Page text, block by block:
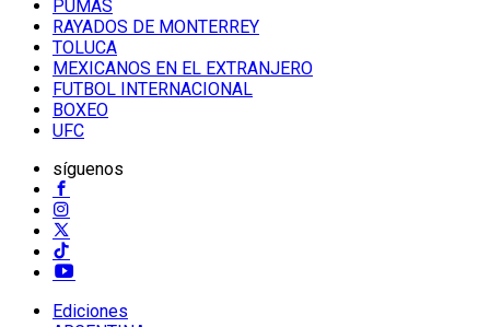
PUMAS
RAYADOS DE MONTERREY
TOLUCA
MEXICANOS EN EL EXTRANJERO
FUTBOL INTERNACIONAL
BOXEO
UFC
síguenos
Ediciones